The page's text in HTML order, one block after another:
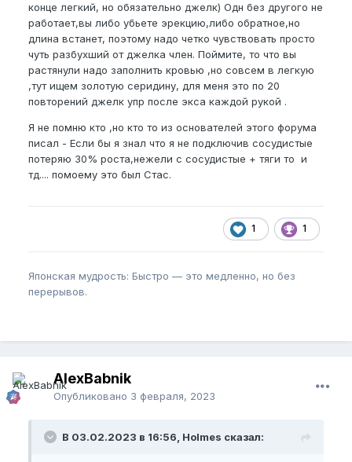
конце легкий, но обязательно джелк) Одн без другого не
работает,вы либо убьете эрекцию,либо обратное,но
длина встанет, поэтому надо четко чувствовать просто
чуть разбухший от джелка член. Поймите, то что вы
растянули надо заполнить кровью ,но совсем в легкую
,тут ищем золотую серидину, для меня это по 20
повторений джелк упр после экса каждой рукой .
Я не помню кто ,но кто то из основателей этого форума
писал - Если бы я знал что я не подключив сосудистые
потеряю 30% роста,нежели с сосудистые + тяги то и
тд.... помоему это был Стас.
1 1
Японская мудрость: Быстро — это медленно, но без
перерывов.
AlexBabnik
Опубликовано 3 февраля, 2023
В 03.02.2023 в 16:56, Holmes сказал: